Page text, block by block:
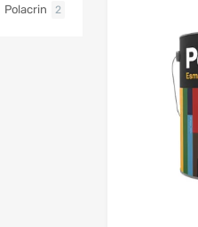
Polacrin 2